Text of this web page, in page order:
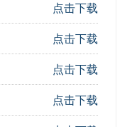
点击下载
点击下载
点击下载
点击下载